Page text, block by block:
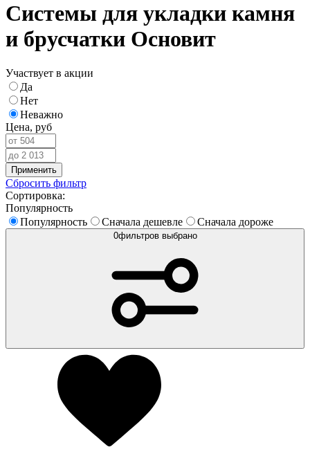
Системы для укладки камня
и брусчатки Основит
Участвует в акции
Да
Нет
Неважно
Цена, руб
Применить
Сбросить фильтр
Сортировка:
Популярность
Популярность
Сначала дешевле Сначала дороже
0фильтров выбрано